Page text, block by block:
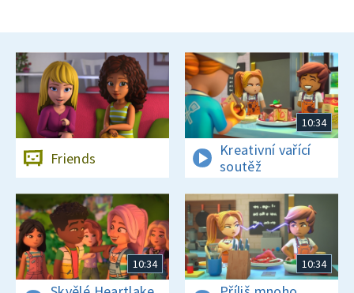
Friends
10:34
Kreativní vařící
soutěž
10:34 10:34